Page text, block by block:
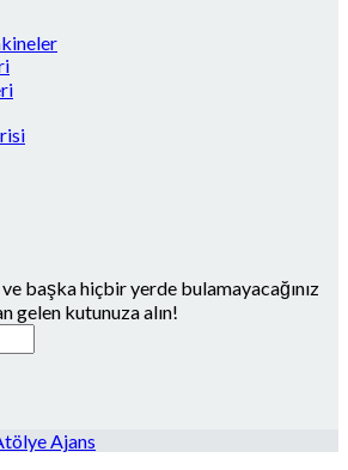
başka hiçbir yerde bulamayacağınız
gelen kutunuza alın!
Ajans